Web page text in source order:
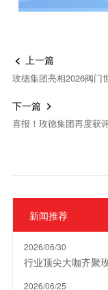
 上一篇
玫德集团亮相2026阀门
下一篇 
新闻推荐
2026/06/30
行业顶尖大咖齐聚
2026/06/25